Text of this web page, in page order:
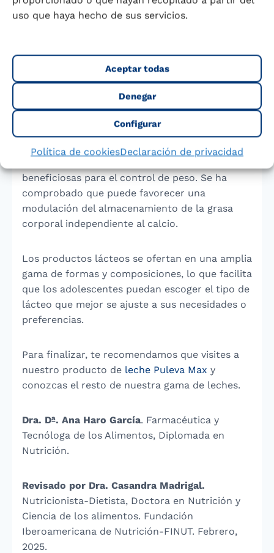
uso que haya hecho de sus servicios.
Aceptar todas
Denegar
Configurar
Política de cookiesDeclaración de privacidad
o sus equivalentes lácteos (250 mL de leche = 2
yogures).
Saber más
Los lácteos también pueden ayudar a mantener
el peso corporal. El calcio procedente de los
grasa corporal, reduciendo el riesgo de
obesidad. La vitamina D, presente en estos
beneficiosas para el control de peso. Se ha
comprobado que puede favorecer una
modulación del almacenamiento de la grasa
corporal independiente al calcio.
Los productos lácteos se ofertan en una amplia
gama de formas y composiciones, lo que facilita
que los adolescentes puedan escoger el tipo de
lácteo que mejor se ajuste a sus necesidades o
preferencias.
Para finalizar, te recomendamos que visites a
nuestro producto de leche Puleva Max y
conozcas el resto de nuestra gama de leches.
Dra. Dª. Ana Haro García. Farmacéutica y
Tecnóloga de los Alimentos, Diplomada en
Nutrición.
Revisado por Dra. Casandra Madrigal.
Nutricionista-Dietista, Doctora en Nutrición y
Ciencia de los alimentos. Fundación
Iberoamericana de Nutrición-FINUT. Febrero,
2025.